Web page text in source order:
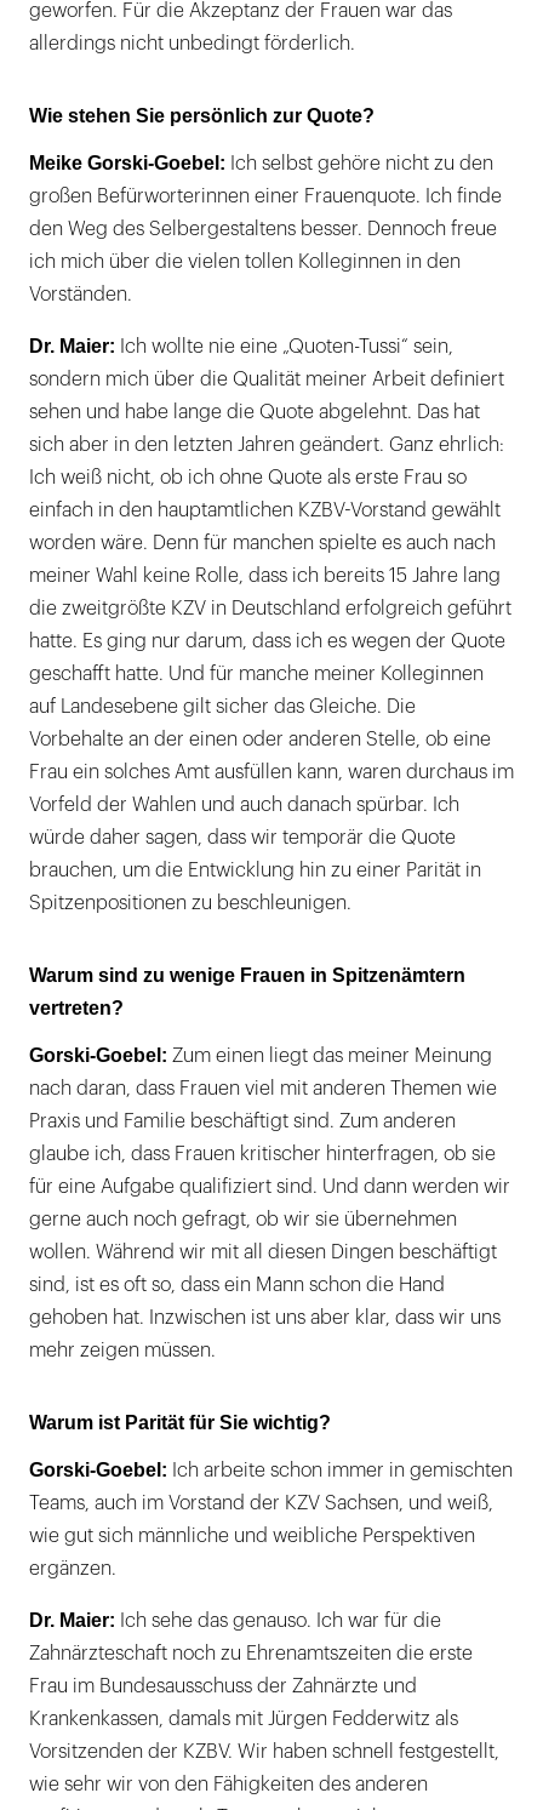
geworfen. Für die Akzeptanz der Frauen war das
allerdings nicht unbedingt förderlich.
Wie stehen Sie persönlich zur Quote?
Meike Gorski-Goebel: Ich selbst gehöre nicht zu den
großen Befürworterinnen einer Frauenquote. Ich finde
den Weg des Selbergestaltens besser. Dennoch freue
ich mich über die vielen tollen Kolleginnen in den
Vorständen.
Dr. Maier: Ich wollte nie eine „Quoten-Tussi“ sein,
sondern mich über die Qualität meiner Arbeit definiert
sehen und habe lange die Quote abgelehnt. Das hat
sich aber in den letzten Jahren geändert. Ganz ehrlich:
Ich weiß nicht, ob ich ohne Quote als erste Frau so
einfach in den hauptamtlichen KZBV-Vorstand gewählt
worden wäre. Denn für manchen spielte es auch nach
meiner Wahl keine Rolle, dass ich bereits 15 Jahre lang
die zweitgrößte KZV in Deutschland erfolgreich geführt
hatte. Es ging nur darum, dass ich es wegen der Quote
geschafft hatte. Und für manche meiner Kolleginnen
auf Landesebene gilt sicher das Gleiche. Die
Vorbehalte an der einen oder anderen Stelle, ob eine
Frau ein solches Amt ausfüllen kann, waren durchaus im
Vorfeld der Wahlen und auch danach spürbar. Ich
würde daher sagen, dass wir temporär die Quote
brauchen, um die Entwicklung hin zu einer Parität in
Spitzenpositionen zu beschleunigen.
Warum sind zu wenige Frauen in Spitzenämtern
vertreten?
Gorski-Goebel: Zum einen liegt das meiner Meinung
nach daran, dass Frauen viel mit anderen Themen wie
Praxis und Familie beschäftigt sind. Zum anderen
glaube ich, dass Frauen kritischer hinterfragen, ob sie
für eine Aufgabe qualifiziert sind. Und dann werden wir
gerne auch noch gefragt, ob wir sie übernehmen
wollen. Während wir mit all diesen Dingen beschäftigt
sind, ist es oft so, dass ein Mann schon die Hand
gehoben hat. Inzwischen ist uns aber klar, dass wir uns
mehr zeigen müssen.
Warum ist Parität für Sie wichtig?
Gorski-Goebel: Ich arbeite schon immer in gemischten
Teams, auch im Vorstand der KZV Sachsen, und weiß,
wie gut sich männliche und weibliche Perspektiven
ergänzen.
Dr. Maier: Ich sehe das genauso. Ich war für die
Zahnärzteschaft noch zu Ehrenamtszeiten die erste
Frau im Bundesausschuss der Zahnärzte und
Krankenkassen, damals mit Jürgen Fedderwitz als
Vorsitzenden der KZBV. Wir haben schnell festgestellt,
wie sehr wir von den Fähigkeiten des anderen